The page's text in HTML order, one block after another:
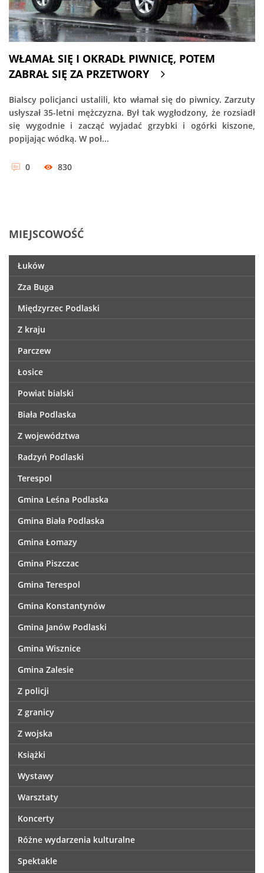
WŁAMAŁ SIĘ I OKRADŁ PIWNICĘ, POTEM
ZABRAŁ SIĘ ZA PRZETWORY
Bialscy policjanci ustalili, kto włamał się do piwnicy. Zarzuty
usłyszał 35-letni mężczyzna. Był tak wygłodzony, że rozsiadł
się wygodnie i zacząć wyjadać grzybki i ogórki kiszone,
popijając wódką. W poł...
0 830
MIEJSCOWOŚĆ
Łuków
Zza Buga
Międzyrzec Podlaski
Z kraju
Parczew
Łosice
Powiat bialski
Biała Podlaska
Z województwa
Radzyń Podlaski
Terespol
Gmina Leśna Podlaska
Gmina Biała Podlaska
Gmina Łomazy
Gmina Piszczac
Gmina Terespol
Gmina Konstantynów
Gmina Janów Podlaski
Gmina Wisznice
Gmina Zalesie
Z policji
Z granicy
Z wojska
Książki
Wystawy
Warsztaty
Koncerty
Różne wydarzenia kulturalne
Spektakle